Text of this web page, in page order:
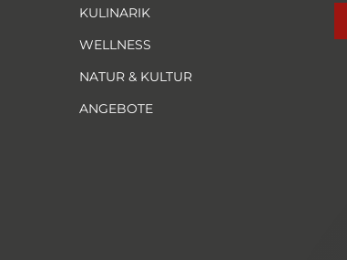
KULINARIK
WELLNESS
NATUR & KULTUR
ANGEBOTE